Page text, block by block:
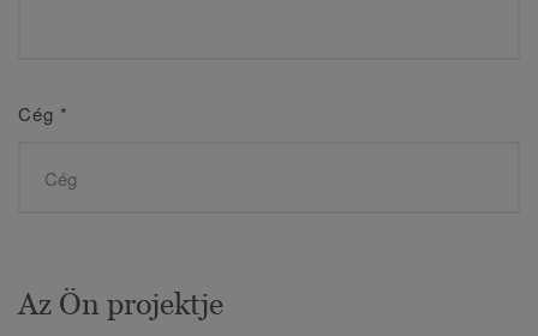
Cég *
Az Ön projektje